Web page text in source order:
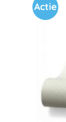
Actie